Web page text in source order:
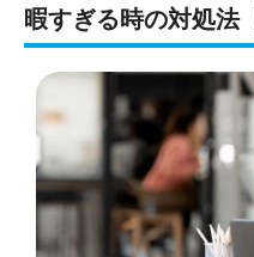
暇すぎる時の対処法